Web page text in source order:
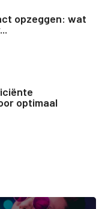
opzeggen: wat
optimaal